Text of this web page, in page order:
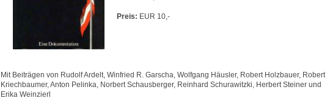
Preis: EUR 10,-
Mit Beiträgen von Rudolf Ardelt, Winfried R. Garscha, Wolfgang Häusler, Robert Holzbauer, Robert
Kriechbaumer, Anton Pelinka, Norbert Schausberger, Reinhard Schurawitzki, Herbert Steiner und
Erika Weinzierl